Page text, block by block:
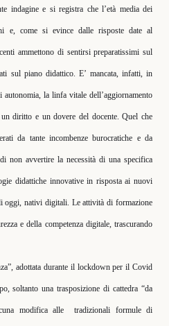
indagine e si registra che l’età media dei
e, come si evince dalle risposte date al
ammettono di sentirsi preparatissimi sul
sul piano didattico. E’ mancata, infatti, in
la linfa vitale dell’aggiornamento
diritto e un dovere del docente. Quel che
da tante incombenze burocratiche e da
non avvertire la necessità di una specifica
didattiche innovative in risposta ai nuovi
oggi, nativi digitali. Le attività di formazione
e della competenza digitale, trascurando
adottata durante il lockdown per il Covid
soltanto una trasposizione di cattedra “da
modifica alle tradizionali formule di